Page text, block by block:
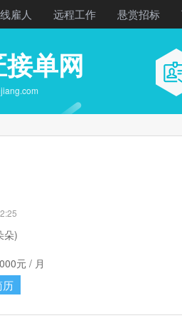
雇人 远程工作 悬赏招标
接单网
朵)
元 / 月
历